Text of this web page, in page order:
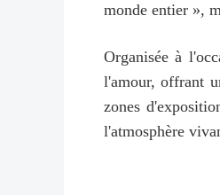
monde entier »,
Organisée à
l'amour, offrant
zones
l'atmosphère